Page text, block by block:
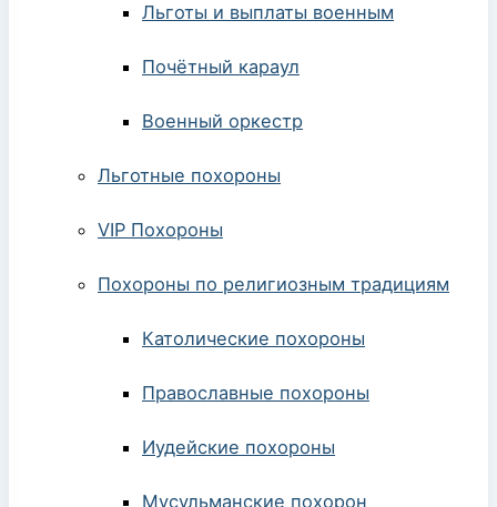
Льготы и выплаты военным
Почётный караул
Военный оркестр
Льготные похороны
VIP Похороны
Похороны по религиозным традициям
Католические похороны
Православные похороны
Иудейские похороны
Мусульманские похорон